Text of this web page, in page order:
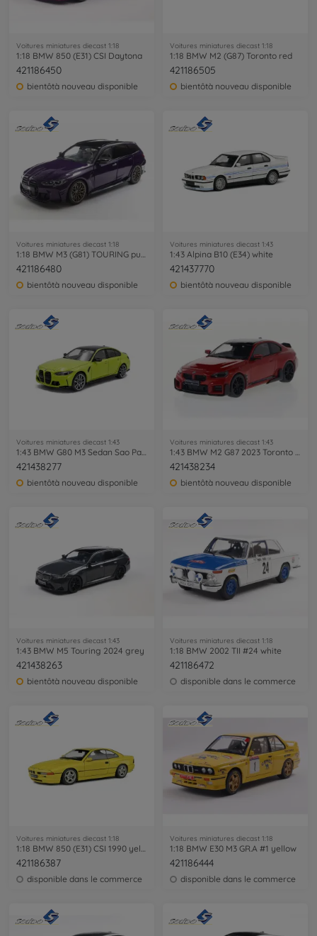
Voitures miniatures diecast 1:18
1:18 BMW 850 (E31) CSI Daytona
421186450
bientôtà nouveau disponible
Voitures miniatures diecast 1:18
1:18 BMW M2 (G87) Toronto red
421186505
bientôtà nouveau disponible
Voitures miniatures diecast 1:18
421186480
bientôtà nouveau disponible
Voitures miniatures diecast 1:43
1:43 Alpina B10 (E34) white
421437770
bientôtà nouveau disponible
Voitures miniatures diecast 1:43
1:43 BMW G80 M3 Sedan Sao Paulo yellow
421438277
bientôtà nouveau disponible
Voitures miniatures diecast 1:43
1:43 BMW M2 G87 2023 Toronto red
421438234
bientôtà nouveau disponible
Voitures miniatures diecast 1:43
1:43 BMW M5 Touring 2024 grey
421438263
bientôtà nouveau disponible
Voitures miniatures diecast 1:18
1:18 BMW 2002 TII #24 white
421186472
disponible dans le commerce
Voitures miniatures diecast 1:18
421186387
disponible dans le commerce
Voitures miniatures diecast 1:18
1:18 BMW E30 M3 GR.A #1 yellow
421186444
disponible dans le commerce